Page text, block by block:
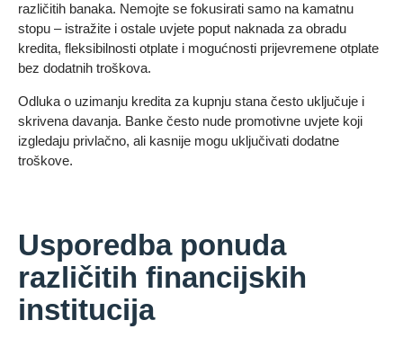
različitih banaka. Nemojte se fokusirati samo na kamatnu
stopu – istražite i ostale uvjete poput naknada za obradu
kredita, fleksibilnosti otplate i mogućnosti prijevremene otplate
bez dodatnih troškova.
Odluka o uzimanju kredita za kupnju stana često uključuje i
skrivena davanja. Banke često nude promotivne uvjete koji
izgledaju privlačno, ali kasnije mogu uključivati dodatne
troškove.
Usporedba ponuda
različitih financijskih
institucija